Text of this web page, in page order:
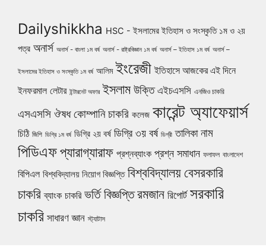
Dailyshikkha HSC - ইসলামের ইতিহাস ও সংস্কৃতি ১ম ও ২য়
পত্র অনার্স অনার্স - বাংলা ১ম বর্ষ অনার্স - রাষ্ট্রবিজ্ঞান ১ম বর্ষ অনার্স – ইতিহাস ১ম বর্ষ অনার্স –
ইসলামের ইতিহাস ও সংস্কৃতি ১ম বর্ষ আলিম ইংরেজী ইতিহাসে আজকের এই দিনে
ইনফরমাল লেটার ইন্টারনেট অফার ইসলাম উক্তি এইচএসসি এনজিও চাকরি
এসএসসি ঔষধ কোম্পানি চাকরি কলেজ কারেন্ট অ্যাফেয়ার্স
চিঠি জিপি ডিগ্রি ১ম বর্ষ ডিগ্রি ২য় বর্ষ ডিগ্রি ৩য় বর্ষ ডিগ্রী তালিকা নাম
পিডিএফপ্যারাগ্যারাফ প্রশ্নব্যাংক প্রশ্ন সমাধান ফলাফল বাংলাদেশ
বিপিএল বিশ্ববিদ্যালয় নিয়োগ বিজ্ঞপ্তি বিশ্ববিদ্যালয়বেসরকারি
চাকরি ব্যাংক চাকরি ভর্তি বিজ্ঞপ্তিরমজান রিপোর্ট সরকারি
চাকরি সাধারণ জ্ঞান স্ট্যাটাস